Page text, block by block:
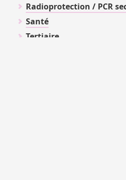
Radioprotection / PCR
Santé
Tertiaire